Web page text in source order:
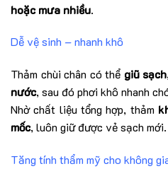
hoặc mưa nhiều.
Dễ vệ sinh – nhanh khô
Thảm chùi chân có thể giũ
nước, sau đó phơi khô nhanh
Nhờ chất liệu tổng hợp, thảm
mốc, luôn giữ được vẻ sạch mới.
Tăng tính thẩm mỹ cho không